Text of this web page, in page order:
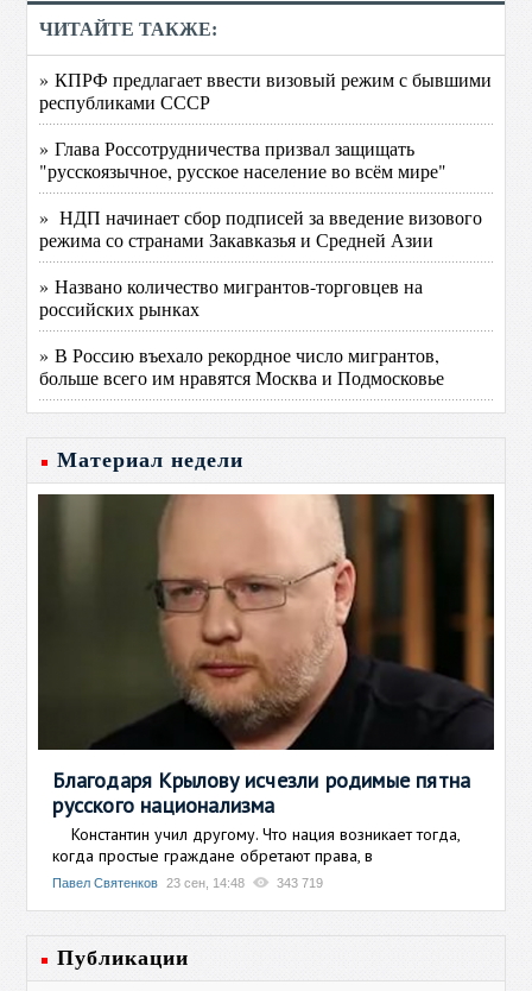
ЧИТАЙТЕ ТАКЖЕ:
» КПРФ предлагает ввести визовый режим с бывшими
республиками СССР
» Глава Россотрудничества призвал защищать
"русскоязычное, русское население во всём мире"
» НДП начинает сбор подписей за введение визового
режима со странами Закавказья и Средней Азии
» Названо количество мигрантов-торговцев на
российских рынках
» В Россию въехало рекордное число мигрантов,
больше всего им нравятся Москва и Подмосковье
Материал недели
Благодаря Крылову исчезли родимые пятна
русского национализма
Константин учил другому. Что нация возникает тогда,
когда простые граждане обретают права, в
Павел Святенков 23 сен, 14:48 343 719
Публикации